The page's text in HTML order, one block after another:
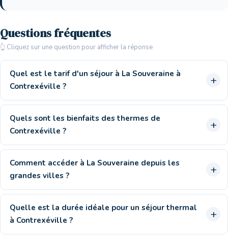
Questions fréquentes
👆 Cliquez sur une question pour afficher la réponse
Quel est le tarif d'un séjour à La Souveraine à
Contrexéville ?
Quels sont les bienfaits des thermes de
Contrexéville ?
Comment accéder à La Souveraine depuis les
grandes villes ?
Quelle est la durée idéale pour un séjour thermal
à Contrexéville ?